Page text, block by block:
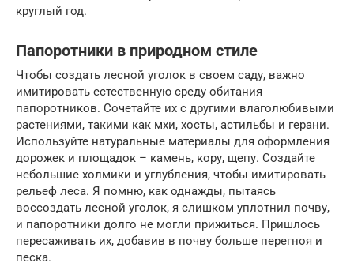
круглый год.
Папоротники в природном стиле
Чтобы создать лесной уголок в своем саду, важно
имитировать естественную среду обитания
папоротников. Сочетайте их с другими влаголюбивыми
растениями, такими как мхи, хосты, астильбы и герани.
Используйте натуральные материалы для оформления
дорожек и площадок – камень, кору, щепу. Создайте
небольшие холмики и углубления, чтобы имитировать
рельеф леса. Я помню, как однажды, пытаясь
воссоздать лесной уголок, я слишком уплотнил почву,
и папоротники долго не могли прижиться. Пришлось
пересаживать их, добавив в почву больше перегноя и
песка.